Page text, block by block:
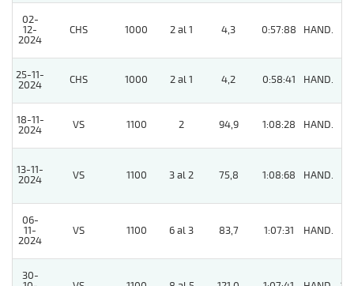
02-
12-
2024
CHS 1000 2 al 1 4,3 0:57:88 HAND.
25-11-
2024
CHS 1000 2 al 1 4,2 0:58:41 HAND.
18-11-
2024
VS 1100 2 94,9 1:08:28 HAND.
13-11-
2024
VS 1100 3 al 2 75,8 1:08:68 HAND.
06-
11-
2024
VS 1100 6 al 3 83,7 1:07:31 HAND.
30-